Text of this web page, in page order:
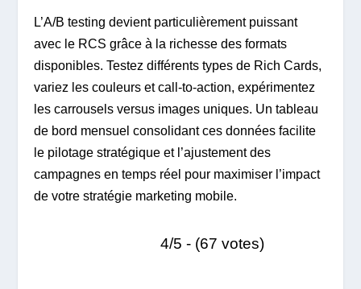
L’A/B testing devient particulièrement puissant
avec le RCS grâce à la richesse des formats
disponibles. Testez différents types de Rich Cards,
variez les couleurs et call-to-action, expérimentez
les carrousels versus images uniques. Un tableau
de bord mensuel consolidant ces données facilite
le pilotage stratégique et l’ajustement des
campagnes en temps réel pour maximiser l’impact
de votre stratégie marketing mobile.
4/5 - (67 votes)